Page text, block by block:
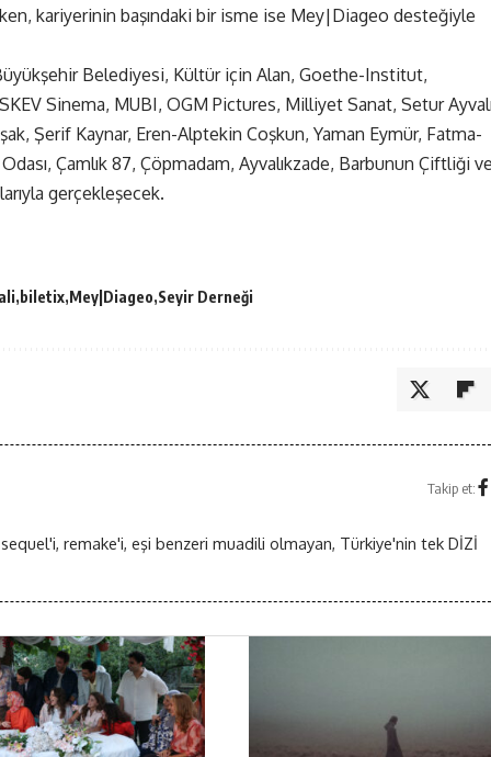
kariyerinin başındaki bir isme ise Mey|Diageo desteğiyle
Belediyesi, Kültür için Alan, Goethe-Institut,
Sinema, MUBI, OGM Pictures, Milliyet Sanat, Setur
Şerif Kaynar, Eren-Alptekin Coşkun, Yaman Eymür, Fatma-
Çamlık 87, Çöpmadam, Ayvalıkzade, Barbunun Çiftliği
gerçekleşecek.
biletix Mey|Diageo Seyir Derneği
Takip et:
remake'i, eşi benzeri muadili olmayan, Türkiye'nin tek DİZİ